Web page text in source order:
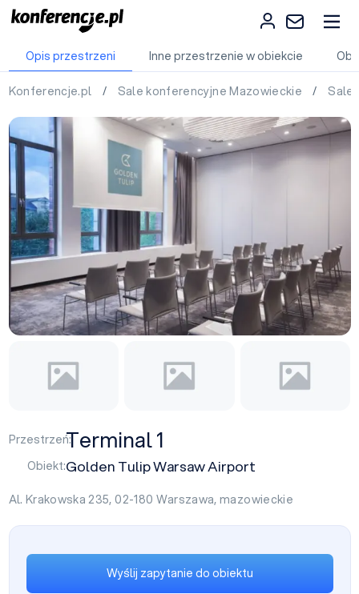
Opis przestrzeni Inne przestrzenie w obiekcie
Konferencje.pl / Sale konferencyjne Mazowieckie / Sale
Przestrzeń:Terminal 1
Obiekt:Golden Tulip Warsaw Airport
Al. Krakowska 235, 02-180 Warszawa,mazowieckie
Wyślij zapytanie do obiektu